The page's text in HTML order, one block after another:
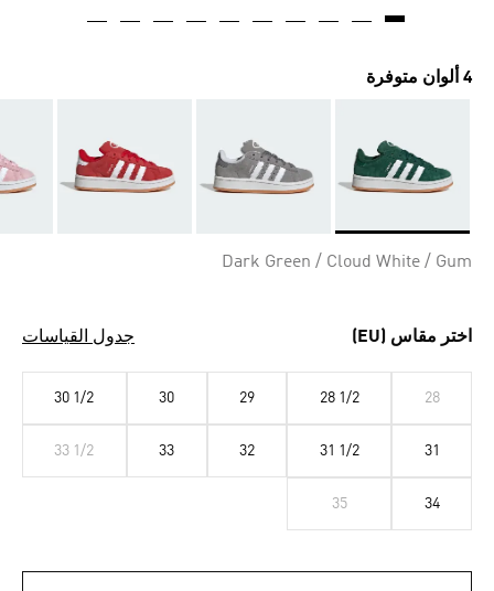
4 ألوان متوفرة
Dark Green / Cloud White / Gum
اختر مقاس (EU) جدول القياسات
28
28 1/2
29
30
30 1/2
31
31 1/2
32
33
33 1/2
34
35